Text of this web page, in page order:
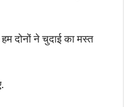
दोनों ने चुदाई का मस्त